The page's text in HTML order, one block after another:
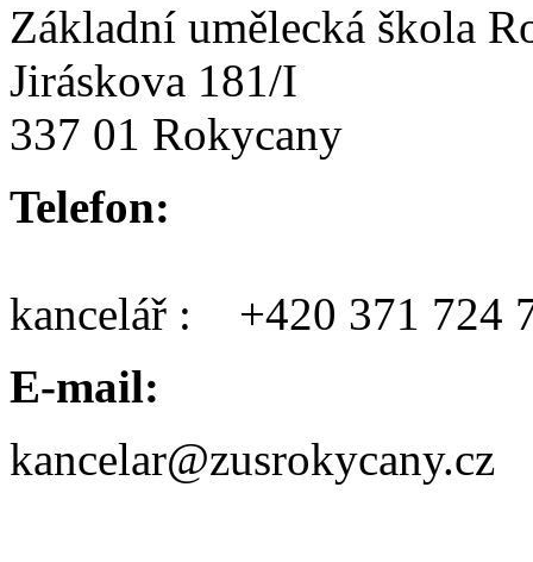
Základní umělecká škola
Jiráskova 181/I
337 01 Rokycany
Telefon:
kancelář : +420 371 724
E-mail:
kancelar@zusrokycany.cz